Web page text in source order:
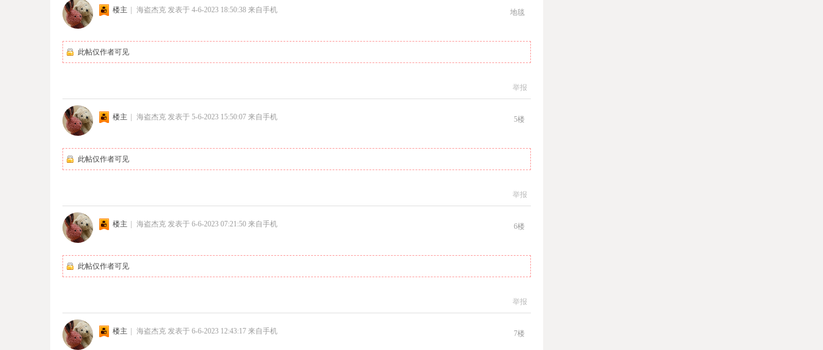
地毯
楼主 | 海盗杰克 发表于 4-6-2023 18:50:38 来自手机
此帖仅作者可见
举报
5楼
楼主 | 海盗杰克 发表于 5-6-2023 15:50:07 来自手机
此帖仅作者可见
举报
6楼
楼主 | 海盗杰克 发表于 6-6-2023 07:21:50 来自手机
此帖仅作者可见
举报
7楼
楼主 | 海盗杰克 发表于 6-6-2023 12:43:17 来自手机